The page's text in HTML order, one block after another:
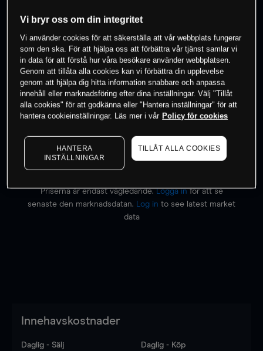
0% av kunderna har en position i detta
instrument
Börja handla
Priserna är endast vägledande.Logga inför att se
senaste den marknadsdatan.
Log in to see latest market
data
Innehavskostnader
Daglig - Sälj Daglig - Köp
Vi bryr oss om din integritet
Vi använder cookies för att säkerställa att vår webbplats fungerar
som den ska. För att hjälpa oss att förbättra vår tjänst samlar vi
in data för att förstå hur våra besökare använder webbplatsen.
Genom att tillåta alla cookies kan vi förbättra din upplevelse
genom att hjälpa dig hitta information snabbare och anpassa
innehåll eller marknadsföring efter dina inställningar. Välj "Tillåt
alla cookies" för att godkänna eller "Hantera inställningar" för att
hantera cookieinställningar. Läs mer i vår Policy för cookies
HANTERA
INSTÄLLNINGAR
TILLÅT ALLA COOKIES